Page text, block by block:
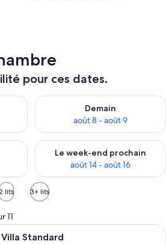
pour ces dates.
ce soir août 7 - août 8
Demain
août 8 - août 9
Vérifier la disponibilité pour
ce week-end août 7 - août 9
Le week-end prochain
août 14 - août 16
Vérifier la disponibilité pour
lits 3+ lits
11
Une chambre à coucher avec un lit
Standard